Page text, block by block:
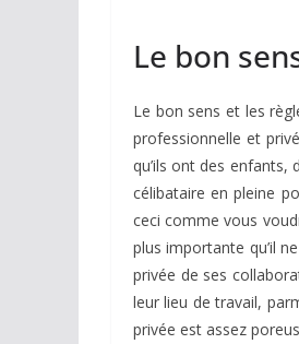
Le bon
Le bon sens et les
professionnelle et
qu’ils ont des enfants,
célibataire en pleine
ceci comme vous
plus importante qu’il
privée de ses
leur lieu de travail,
privée est assez